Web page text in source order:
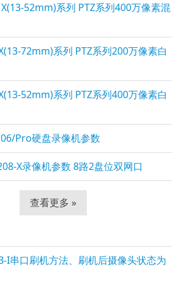
52mm)系列 PTZ系列400万像素混
72mm)系列 PTZ系列200万像素白
52mm)系列 PTZ系列400万像素白
Pro硬盘录像机参数
X录像机参数 8路2盘位双网口
查看更多 »
I串口刷机方法、刷机后摄像头状态为